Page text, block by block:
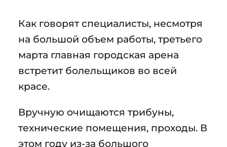
Как говорят специалисты, несмотря
на большой объем работы, третьего
марта главная городская арена
встретит болельщиков во всей
красе.
Вручную очищаются трибуны,
технические помещения, проходы. В
этом году из-за большого